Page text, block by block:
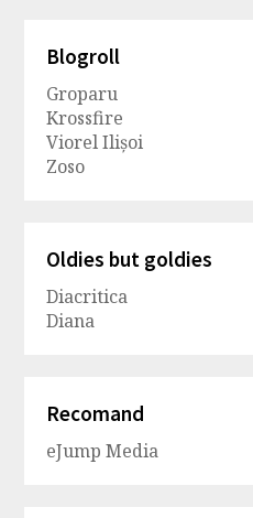
Blogroll
Groparu
Krossfire
Viorel Ilișoi
Zoso
Oldies but goldies
Diacritica
Diana
Recomand
eJump Media